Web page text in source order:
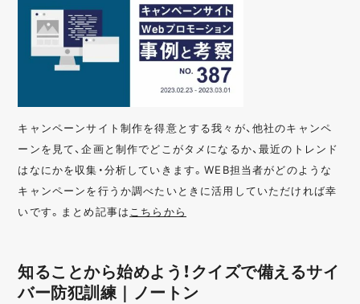
キャンペーンサイト制作を得意とする我々が、他社のキャンペ
ーンを見て、企画と制作でどこがタメになるか、最近のトレンド
はなにかを収集・分析していきます。WEB担当者がどのような
キャンペーンを行うか調べたいときに活用していただければ幸
いです。まとめ記事はこちらから
知ることから始めよう！クイズで備えるサイ
バー防犯訓練｜ノートン